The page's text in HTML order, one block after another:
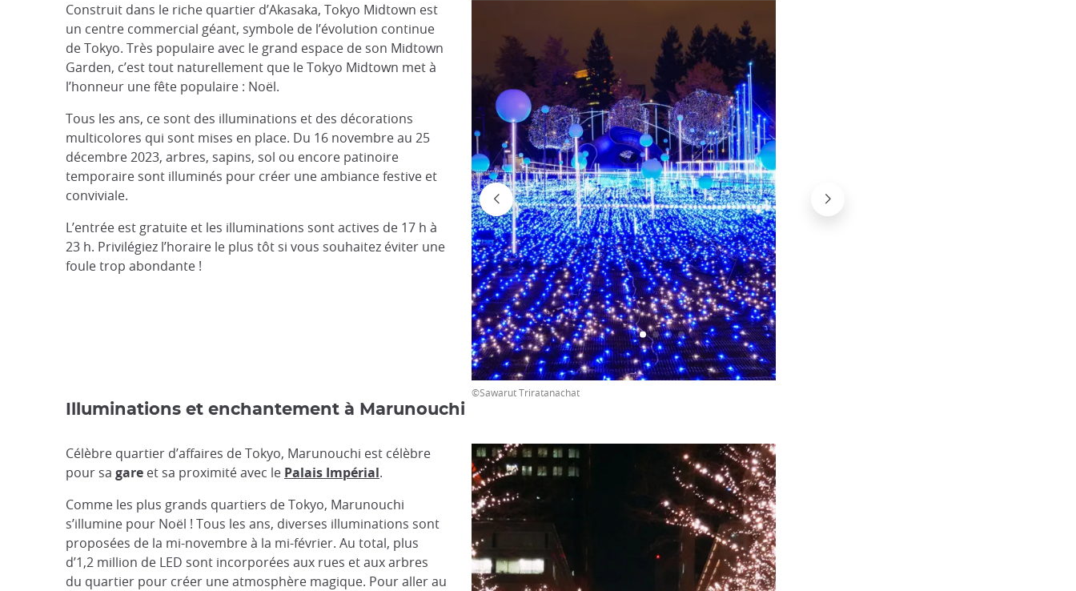
Construit dans le riche quartier d’Akasaka, Tokyo Midtown est
un centre commercial géant, symbole de l’évolution continue
de Tokyo. Très populaire avec le grand espace de son Midtown
Garden, c’est tout naturellement que le Tokyo Midtown met à
l’honneur une fête populaire : Noël.
Tous les ans, ce sont des illuminations et des décorations
multicolores qui sont mises en place. Du 16 novembre au 25
décembre 2023, arbres, sapins, sol ou encore patinoire
temporaire sont illuminés pour créer une ambiance festive et
conviviale.
L’entrée est gratuite et les illuminations sont actives de 17 h à
23 h. Privilégiez l’horaire le plus tôt si vous souhaitez éviter une
foule trop abondante !
©Sawarut Triratanachat
Illuminations et enchantement à Marunouchi
Célèbre quartier d’affaires de Tokyo, Marunouchi est célèbre
pour sa gare et sa proximité avec le Palais Impérial.
Comme les plus grands quartiers de Tokyo, Marunouchi
s’illumine pour Noël ! Tous les ans, diverses illuminations sont
proposées de la mi-novembre à la mi-février. Au total, plus
d’1,2 million de LED sont incorporées aux rues et aux arbres
du quartier pour créer une atmosphère magique. Pour aller au